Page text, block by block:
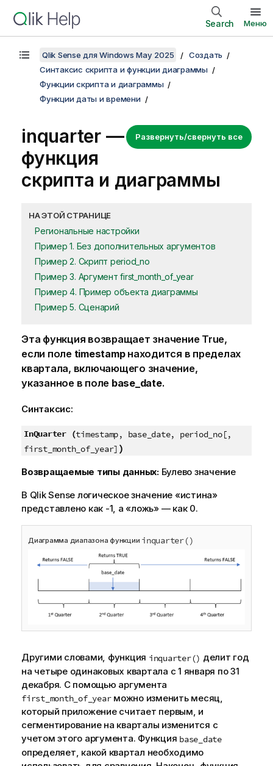
Search Меню
Qlik Sense для Windows May 2025
Создать
Синтаксис скрипта и функции диаграммы
Функции скрипта и диаграммы
Функции даты и времени
Развернуть/свернуть все
inquarter —
функция
скриптa и диаграммы
НА ЭТОЙ СТРАНИЦЕ
Региональные настройки
Пример 1. Без дополнительных аргументов
Пример 2. Скрипт period_no
Пример 3. Аргумент first_month_of_year
Пример 4. Пример объекта диаграммы
Пример 5. Сценарий
Эта функция возвращает значение True,
если поле timestampнаходится в пределах
квартала, включающего значение,
указанное в поле base_date.
Синтаксис:
InQuarter (timestamp, base_date, period_no[,
first_month_of_year] )
Возвращаемые типы данных: Булево значение
В Qlik Sense логическое значение «истина»
представлено как -1, а «ложь» — как 0.
Диаграмма диапазона функции inquarter()
Другими словами, функция inquarter() делит год
на четыре одинаковых квартала с 1 января по 31
декабря. С помощью аргумента
first_month_of_yearможно изменить месяц,
который приложение считает первым, и
сегментирование на кварталы изменится с
учетом этого аргумента. Функция base_date
определяет, какой квартал необходимо